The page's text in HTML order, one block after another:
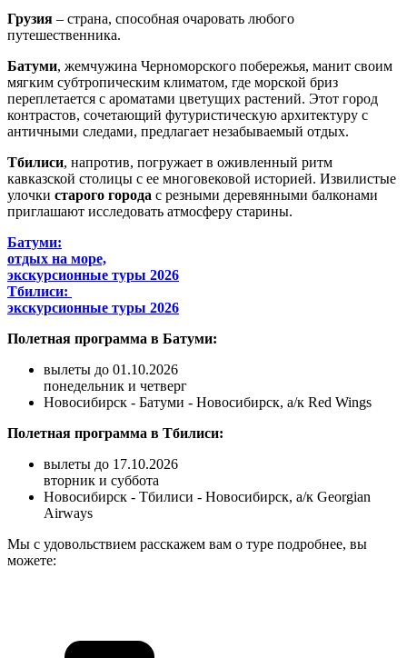
Грузия – страна, способная очаровать любого
путешественника.
Батуми, жемчужина Черноморского побережья, манит своим
мягким субтропическим климатом, где морской бриз
переплетается с ароматами цветущих растений. Этот город
контрастов, сочетающий футуристическую архитектуру с
античными следами, предлагает незабываемый отдых.
Тбилиси, напротив, погружает в оживленный ритм
кавказской столицы с ее многовековой историей. Извилистые
улочки старого города с резными деревянными балконами
приглашают исследовать атмосферу старины.
Батуми:
отдых на море,
экскурсионные туры 2026
Тбилиси:
экскурсионные туры 2026
Полетная программа в Батуми:
вылеты до 01.10.2026
понедельник и четверг
Новосибирск - Батуми - Новосибирск, а/к Red Wings
Полетная программа в Тбилиси:
вылеты до 17.10.2026
вторник и суббота
Новосибирск - Тбилиси - Новосибирск, а/к Georgian
Airways
Мы с удовольствием расскажем вам о туре подробнее, вы
можете: